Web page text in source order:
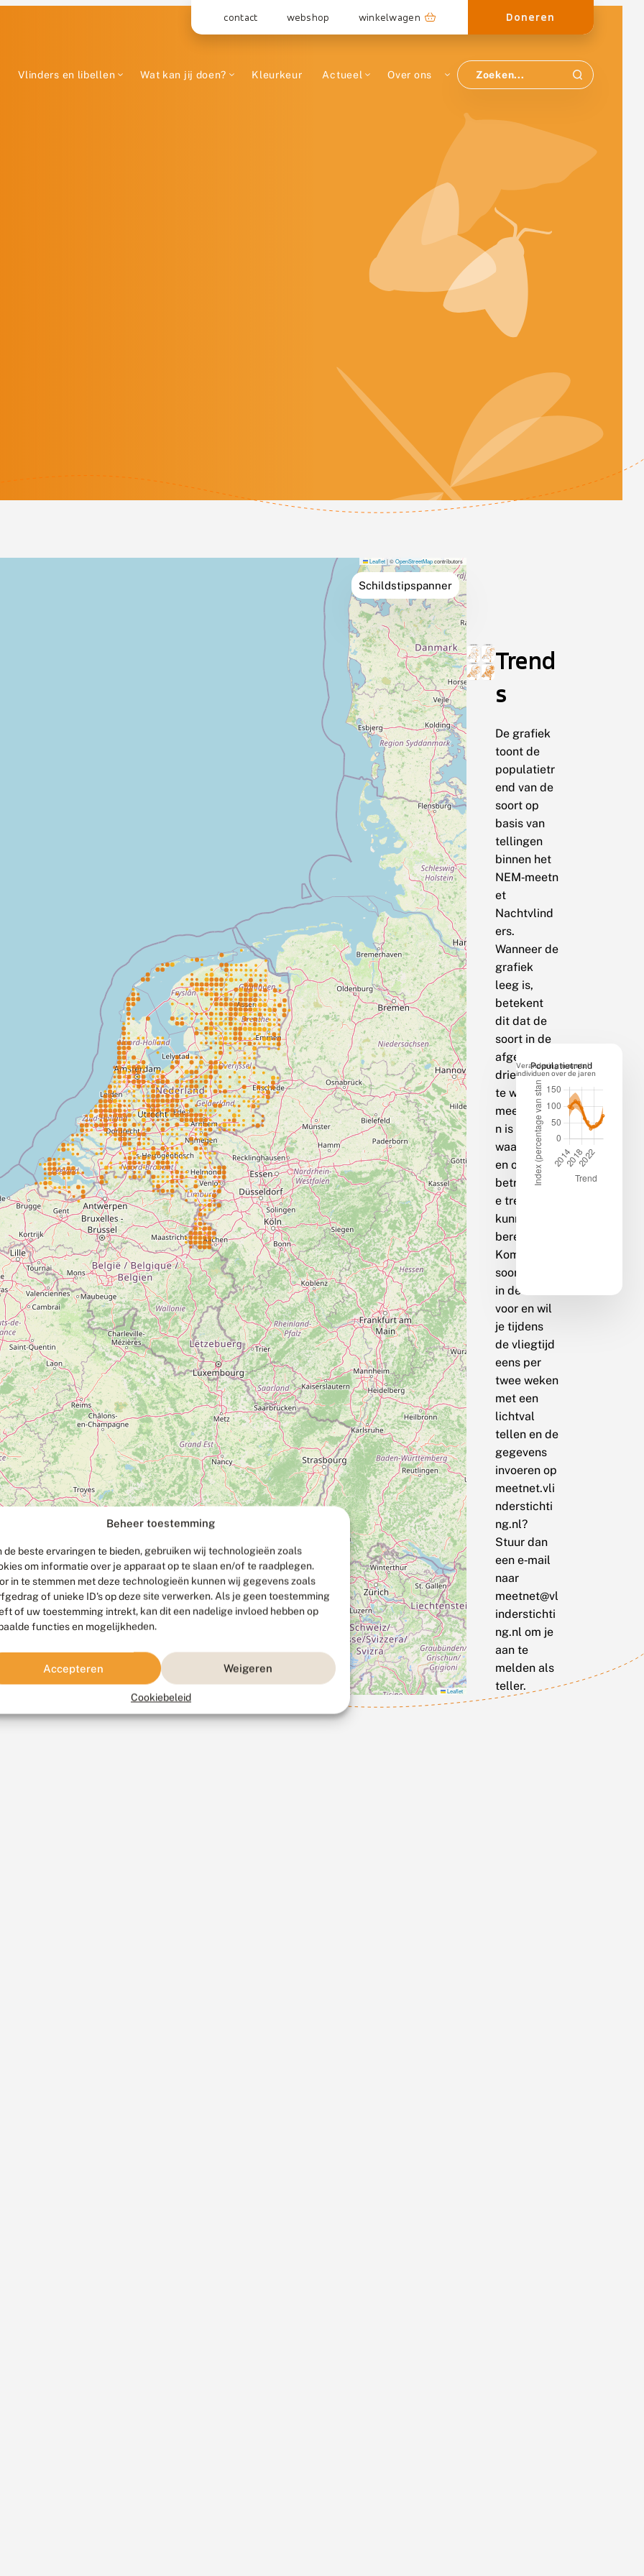
Beheer toestemming
de beste ervaringen te bieden, gebruiken wij technologieën zoals
om informatie over je apparaat op te slaan en/of te raadplegen.
in te stemmen met deze technologieën kunnen wij gegevens zoals
of unieke ID's op deze site verwerken. Als je geen toestemming
of uw toestemming intrekt, kan dit een nadelige invloed hebben op
functies en mogelijkheden.
Accepteren Weigeren
Cookiebeleid
contact webshop winkelwagen Doneren
Vlinders en libellen Wat kan jij doen? Kleurkeur Actueel Over ons
Schildstipspanner
Leaflet|©OpenStreetMapcontributors
Leaflet
Trend
s
De grafiek
toont de
populatietr
end van de
soort op
basis van
tellingen
binnen het
NEM‑meetn
et
Nachtvlind
ers.
Wanneer de
grafiek
leeg is,
betekent
dit dat de
soort in de
afgelopen
drie jaar op
te weinig
meetpunte
n is
waargenom
en om een
betrouwbar
e trend te
kunnen
berekenen.
Komt de
soort bij jou
in de buurt
voor en wil
je tijdens
de vliegtijd
eens per
twee weken
met een
lichtval
tellen en de
gegevens
invoeren op
meetnet.vli
nderstichti
ng.nl?
Stuur dan
een e‑mail
naar
meetnet@vl
inderstichti
ng.nl om je
aan te
melden als
teller.
Populatietrend
Verandering in aantal
individuen over de jaren